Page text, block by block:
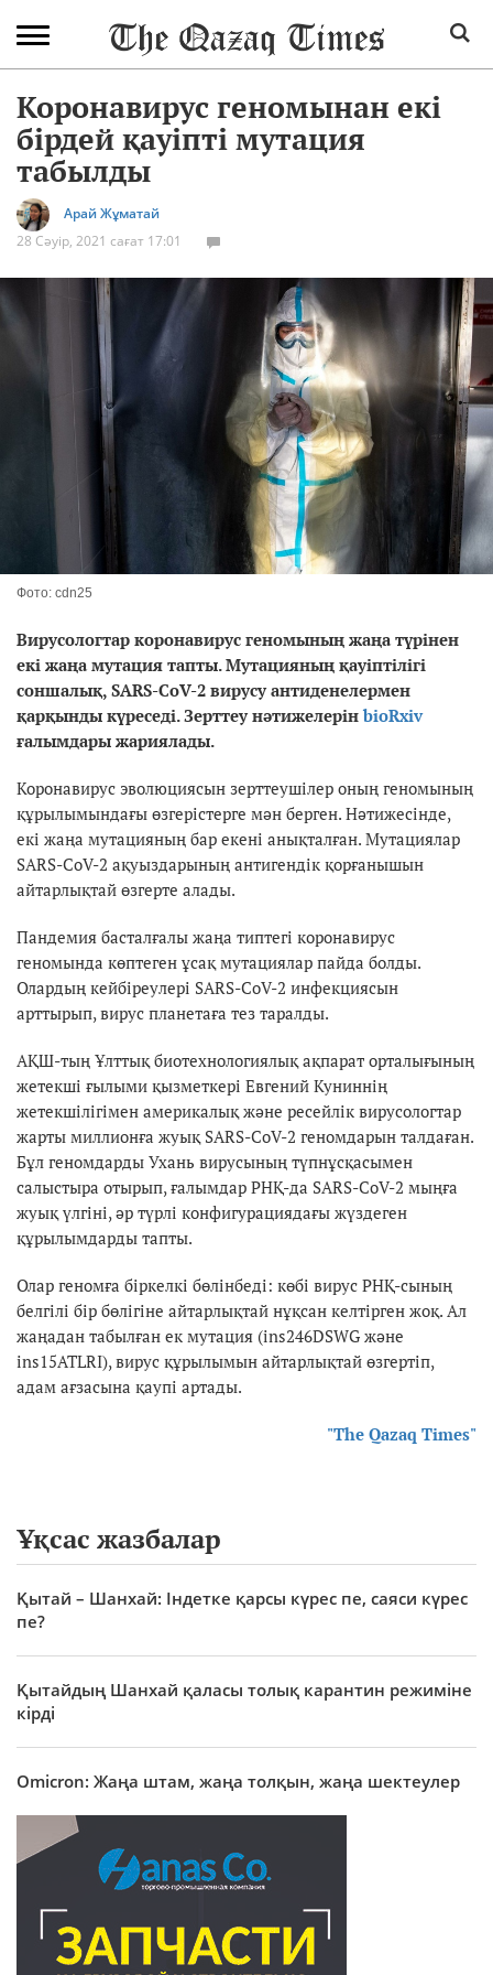
Коронавирус геномынан екі
бірдей қауіпті мутация
табылды
Арай Жұматай
28 Сәуір, 2021 сағат 17:01
Фото: cdn25
Вирусологтар коронавирус геномының жаңа түрінен
екі жаңа мутация тапты. Мутацияның қауіптілігі
соншалық, SARS-CoV-2 вирусу антиденелермен
қарқынды күреседі. Зерттеу нәтижелерінbioRxiv
ғалымдары жариялады.
Коронавирус эволюциясын зерттеушілер оның геномының
құрылымындағы өзгерістерге мән берген. Нәтижесінде,
екі жаңа мутацияның бар екені анықталған. Мутациялар
SARS-CoV-2 ақуыздарының антигендік қорғанышын
айтарлықтай өзгерте алады.
Пандемия басталғалы жаңа типтегі коронавирус
геномында көптеген ұсақ мутациялар пайда болды.
Олардың кейбіреулері SARS-CoV-2 инфекциясын
арттырып, вирус планетаға тез таралды.
АҚШ-тың Ұлттық биотехнологиялық ақпарат орталығының
жетекші ғылыми қызметкері Евгений Куниннің
жетекшілігімен америкалық және ресейлік вирусологтар
жарты миллионға жуық SARS-CoV-2 геномдарын талдаған.
Бұл геномдарды Ухань вирусының түпнұсқасымен
салыстыра отырып, ғалымдар РНҚ-да SARS-CoV-2 мыңға
жуық үлгіні, әр түрлі конфигурациядағы жүздеген
құрылымдарды тапты.
Олар геномға біркелкі бөлінбеді: көбі вирус РНҚ-сының
белгілі бір бөлігіне айтарлықтай нұқсан келтірген жоқ. Ал
жаңадан табылған ек мутация (ins246DSWG және
ins15ATLRI), вирус құрылымын айтарлықтай өзгертіп,
адам ағзасына қаупі артады.
"The Qazaq Times"
Ұқсас жазбалар
Қытай – Шанхай: Індетке қарсы күрес пе, саяси күрес
пе?
Қытайдың Шанхай қаласы толық карантин режиміне
кірді
Omicron: Жаңа штам, жаңа толқын, жаңа шектеулер